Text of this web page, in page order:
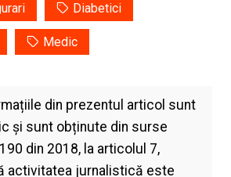
Diabetici
Medic
din prezentul articol sunt
și sunt obținute din surse
din 2018, la articolul 7,
activitatea jurnalistică este